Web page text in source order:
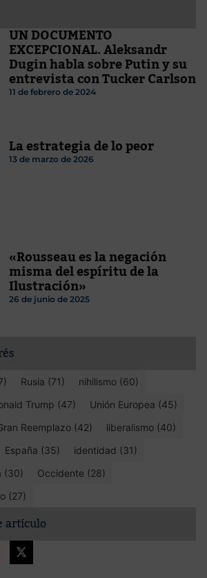
UN DOCUMENTO
EXCEPCIONAL.Aleksandr
Dugin habla sobre Putin y su
entrevista con Tucker Carlson
11 de febrero de 2024
La estrategia de lo peor
13 de marzo de 2026
«Rousseau es la negación
misma del espíritu de la
Ilustración»
26 de junio de 2025
Rusia (71)
nihilismo (60)
Trump (47)
Unión Europea (45)
Reemplazo (42)
liberalismo (40)
España (35)
identidad (31)
(30)
Occidente (28)
(27)
artículo